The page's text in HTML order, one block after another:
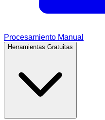
Procesamiento Manual
Herramientas Gratuitas